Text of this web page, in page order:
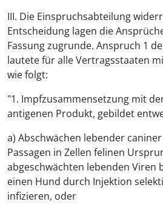
III. Die Einspruchsabteilung
Entscheidung lagen die
Fassung zugrunde. Anspruch 1
lautete für alle Vertragsstaaten
wie folgt:
"1. Impfzusammensetzung mit
antigenen Produkt, gebildet
a) Abschwächen lebender
Passagen in Zellen felinen
abgeschwächten lebenden Viren
einen Hund durch Injektion
infizieren, oder